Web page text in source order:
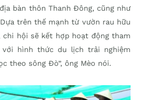
bàn thôn Thanh Đông, cũng như
trên thế mạnh từ vườn rau hữu
chi hội sẽ kết hợp hoạt động tham
với hình thức du lịch trải nghiệm
theo sông Đò”, ông Mèo nói.